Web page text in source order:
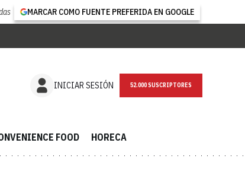
MARCAR COMO FUENTE PREFERIDA EN GOOGLE
INICIAR SESIÓN NEWSLETTER
FOOD HORECA